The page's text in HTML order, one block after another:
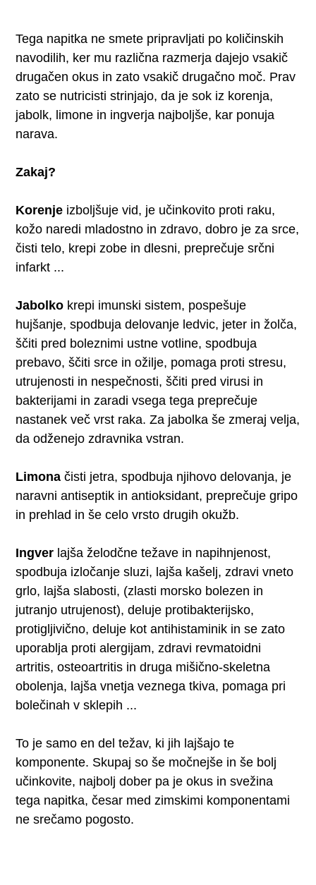
Tega napitka ne smete pripravljati po količinskih
navodilih, ker mu različna razmerja dajejo vsakič
drugačen okus in zato vsakič drugačno moč. Prav
zato se nutricisti strinjajo, da je sok iz korenja,
jabolk, limone in ingverja najboljše, kar ponuja
narava.
Zakaj?
Korenje izboljšuje vid, je učinkovito proti raku,
kožo naredi mladostno in zdravo, dobro je za srce,
čisti telo, krepi zobe in dlesni, preprečuje srčni
infarkt ...
Jabolko krepi imunski sistem, pospešuje
hujšanje, spodbuja delovanje ledvic, jeter in žolča,
ščiti pred boleznimi ustne votline, spodbuja
prebavo, ščiti srce in ožilje, pomaga proti stresu,
utrujenosti in nespečnosti, ščiti pred virusi in
bakterijami in zaradi vsega tega preprečuje
nastanek več vrst raka. Za jabolka še zmeraj velja,
da odženejo zdravnika vstran.
Limona čisti jetra, spodbuja njihovo delovanja, je
naravni antiseptik in antioksidant, preprečuje gripo
in prehlad in še celo vrsto drugih okužb.
Ingver lajša želodčne težave in napihnjenost,
spodbuja izločanje sluzi, lajša kašelj, zdravi vneto
grlo, lajša slabosti, (zlasti morsko bolezen in
jutranjo utrujenost), deluje protibakterijsko,
protigljivično, deluje kot antihistaminik in se zato
uporablja proti alergijam, zdravi revmatoidni
artritis, osteoartritis in druga mišično-skeletna
obolenja, lajša vnetja veznega tkiva, pomaga pri
bolečinah v sklepih ...
To je samo en del težav, ki jih lajšajo te
komponente. Skupaj so še močnejše in še bolj
učinkovite, najbolj dober pa je okus in svežina
tega napitka, česar med zimskimi komponentami
ne srečamo pogosto.